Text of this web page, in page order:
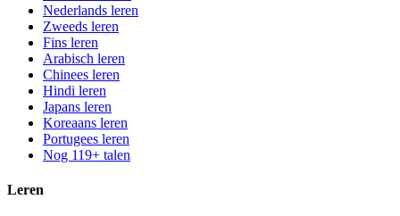
Nederlands leren
Zweeds leren
Fins leren
Arabisch leren
Chinees leren
Hindi leren
Japans leren
Koreaans leren
Portugees leren
Nog 119+ talen
Leren